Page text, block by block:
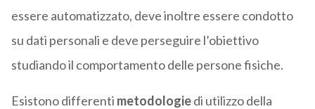
essere automatizzato, deve inoltre essere condotto
su dati personali e deve perseguire l’obiettivo
studiando il comportamento delle persone fisiche.
Esistono differenti metodologiedi utilizzo della